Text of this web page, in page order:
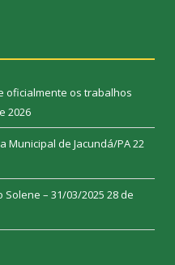
oficialmente os trabalhos
2026
Municipal de Jacundá/PA22
– 31/03/2025 28 de